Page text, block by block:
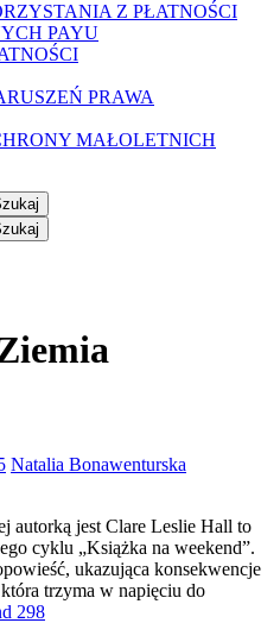
Z PŁATNOŚCI
PAYU
PRAWA
MAŁOLETNICH
Natalia Bonawenturska
autorką jest Clare Leslie Hall to
cyklu „Książka na weekend”.
ukazująca konsekwencje
trzyma w napięciu do
298